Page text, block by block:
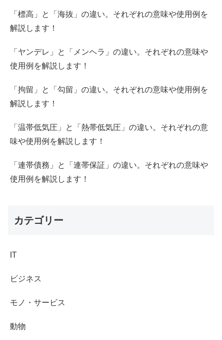
「標高」と「海抜」の違い。それぞれの意味や使用例を
解説します！
「ヤンデレ」と「メンヘラ」の違い。それぞれの意味や
使用例を解説します！
「拘留」と「勾留」の違い。それぞれの意味や使用例を
解説します！
「温帯低気圧」と「熱帯低気圧」の違い。それぞれの意
味や使用例を解説します！
「連帯債務」と「連帯保証」の違い。それぞれの意味や
使用例を解説します！
カテゴリー
IT
ビジネス
モノ・サービス
動物